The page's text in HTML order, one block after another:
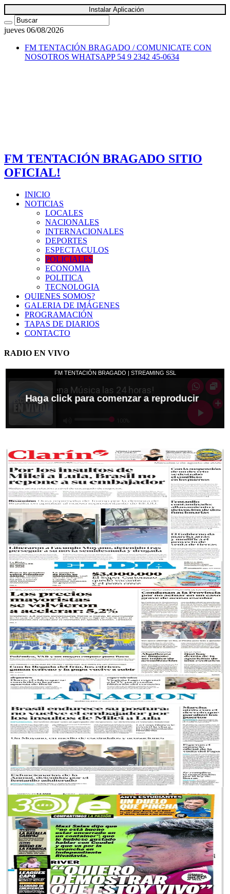
Instalar Aplicación
jueves 06/08/2026
FM TENTACIÓN BRAGADO / COMUNICATE CON
NOSOTROS WHATSAPP 54 9 2342 45-0634
FM TENTACIÓN BRAGADO SITIO
OFICIAL!
INICIO
NOTICIAS
LOCALES
NACIONALES
INTERNACIONALES
DEPORTES
ESPECTACULOS
POLICIALES
ECONOMIA
POLITICA
TECNOLOGIA
QUIENES SOMOS?
GALERIA DE IMÁGENES
PROGRAMACIÓN
TAPAS DE DIARIOS
CONTACTO
RADIO EN VIVO